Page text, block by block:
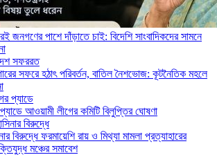
জনগণের পাশে দাঁড়াতে চাই: বিদেশি সাংবাদিকদের সামনে
সফরে হঠাৎ পরিবর্তন, বাতিল নৈশভোজ: কূটনৈতিক মহলে
আওয়ামী লীগের কমিটি বিলুপ্তির ঘোষণা
বিরুদ্ধে ফরমায়েশি রায় ও মিথ্যা মামলা প্রত্যাহারের
মঞ্চের সমাবেশ